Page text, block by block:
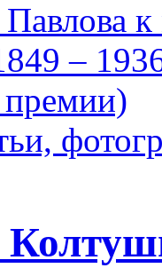
–
премии)